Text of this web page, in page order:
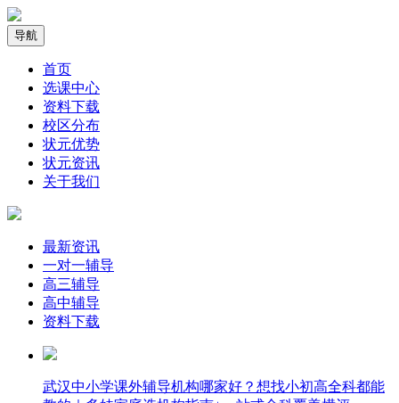
导航
首页
选课中心
资料下载
校区分布
状元优势
状元资讯
关于我们
最新资讯
一对一辅导
高三辅导
高中辅导
资料下载
武汉中小学课外辅导机构哪家好？想找小初高全科都能